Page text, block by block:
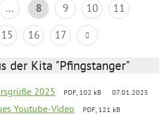
... 8 9 10
11
15 16 17
der Kita "Pfingstanger"
2025 PDF, 102 kB 07.01.2025
Youtube-Video
PDF, 121 kB